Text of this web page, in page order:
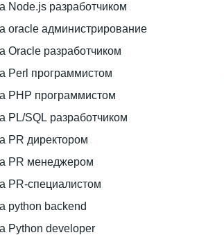
Node.js разработчиком
oracle администрирование
Oracle разработчиком
Perl программистом
PHP программистом
PL/SQL разработчиком
PR директором
PR менеджером
PR-специалистом
python backend
Python developer